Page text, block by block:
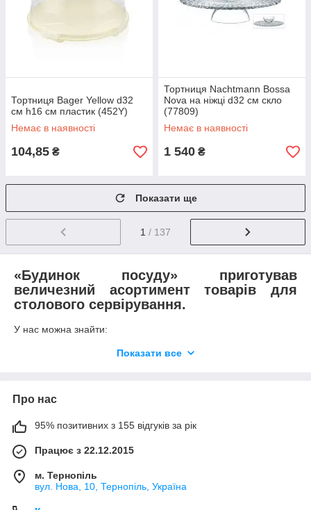
Тортниця Bager Yellow d32
см h16 см пластик (452Y)
Немає в наявності
104,85 ₴
Тортниця Nachtmann Bossa
Nova на ніжці d32 см скло
(77809)
Немає в наявності
1 540 ₴
Показати ще
1 / 137
«Будинок посуду» приготував
величезний асортимент товарів для
столового сервірування.
У нас можна знайти:
елегантні тортівниці;
·
графини та глечики;
·
гарні креманки;
·
кухлі — металеві, скляні, порцелянові, склокерамічні;
Показати все
Про нас
95% позитивних з 155 відгуків за рік
Працює з 22.12.2015
м. Тернопіль
вул. Нова, 10, Тернопіль, Україна